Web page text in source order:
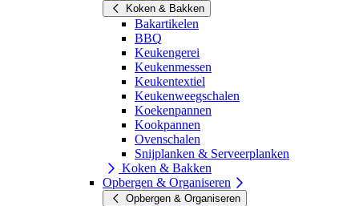
Koken & Bakken
Bakartikelen
BBQ
Keukengerei
Keukenmessen
Keukentextiel
Keukenweegschalen
Koekenpannen
Kookpannen
Ovenschalen
Snijplanken & Serveerplanken
Koken & Bakken
Opbergen & Organiseren
Opbergen & Organiseren